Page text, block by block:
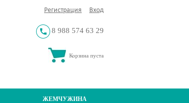
Регистрация Вход
8 988 574 63 29
Корзина пуста
ЖЕМЧУЖИНА